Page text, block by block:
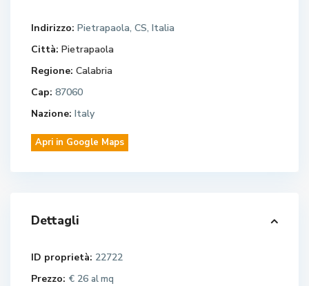
Indirizzo: Pietrapaola, CS, Italia
Città: Pietrapaola
Regione: Calabria
Cap: 87060
Nazione: Italy
Apri in Google Maps
Dettagli
ID proprietà: 22722
Prezzo: € 26 al mq